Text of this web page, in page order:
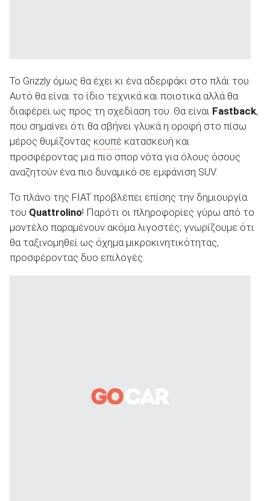
Το Grizzly όμως θα έχει κι ένα αδερφάκι στο πλάι του.
Αυτό θα είναι το ίδιο τεχνικά και ποιοτικά αλλά θα
διαφέρει ως προς τη σχεδίαση του. Θα είναι Fastback,
που σημαίνει ότι θα σβήνει γλυκά η οροφή στο πίσω
μέρος θυμίζοντας κουπέ κατασκευή και
προσφέροντας μια πιο σπορ νότα για όλους όσους
αναζητούν ένα πιο δυναμικό σε εμφάνιση SUV.
Το πλάνο της FIAT προβλέπει επίσης την δημιουργία
του Quattrolino! Παρότι οι πληροφορίες γύρω από το
μοντέλο παραμένουν ακόμα λιγοστές, γνωρίζουμε ότι
θα ταξινομηθεί ως όχημα μικροκινητικότητας,
προσφέροντας δυο επιλογές.